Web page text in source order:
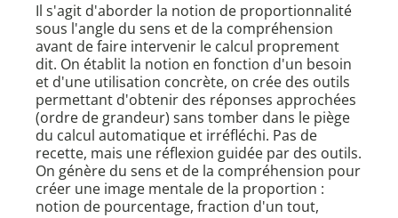
Il s'agit d'aborder la notion de proportionnalité
sous l'angle du sens et de la compréhension
avant de faire intervenir le calcul proprement
dit. On établit la notion en fonction d'un besoin
et d'une utilisation concrète, on crée des outils
permettant d'obtenir des réponses approchées
(ordre de grandeur) sans tomber dans le piège
du calcul automatique et irréfléchi. Pas de
recette, mais une réflexion guidée par des outils.
On génère du sens et de la compréhension pour
créer une image mentale de la proportion :
notion de pourcentage, fraction d'un tout,